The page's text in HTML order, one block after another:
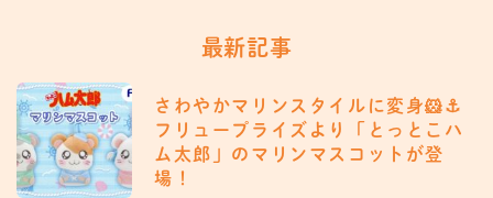
最新記事
さわやかマリンスタイルに変身🐹⚓️
フリュープライズより「とっとこハ
ム太郎」のマリンマスコットが登
場！